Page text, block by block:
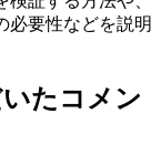
必要性などを説明
たコメン